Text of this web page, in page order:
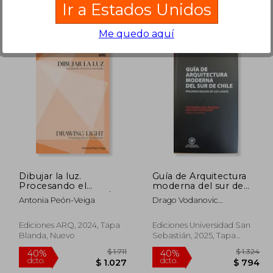
15%
$ 1.360
40%
Dibujar la luz.
Procesando el
entorno iluminado/
Drawing Light.
Environment (en
Bilingüe)
Antonia Peón-Veiga
Ediciones ARQ, 2024, Tapa
Blanda, Nuevo
Guía de Arquitectura
moderna del sur de
Chile
Drago Vodanovic
Jacobsen Collado
Ediciones Universidad San
Sebastián, 2025, Tapa
Blanda, Nuevo
Ir a Estados Unidos
Me quedo aquí